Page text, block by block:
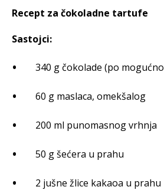
Recept za čokoladne tartufe
Sastojci:
340 g čokolade (po
60 g maslaca, omekšalog
200 ml punomasnog vrhnja
50 g šećera u prahu
2 jušne žlice kakaoa u prahu